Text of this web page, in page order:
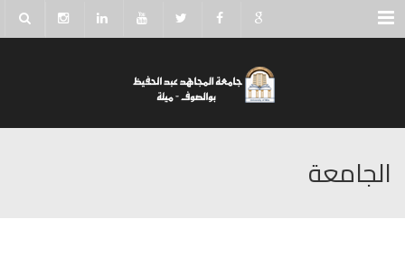
Menu
الجامعة